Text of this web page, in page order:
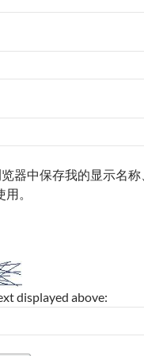
器中保存我的显示名
。
displayed above: